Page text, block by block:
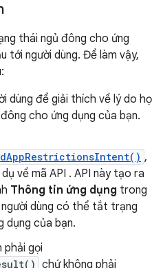
thái ngủ đông cho ứng
tới người dùng. Để làm vậy,
dùng để giải thích về lý do họ
cho ứng dụng của bạn.
,
về mã API . API này tạo ra
Thông tin ứng dụng trong
dùng có thể tắt trạng
dụng của bạn.
phải gọi
chứ không phải